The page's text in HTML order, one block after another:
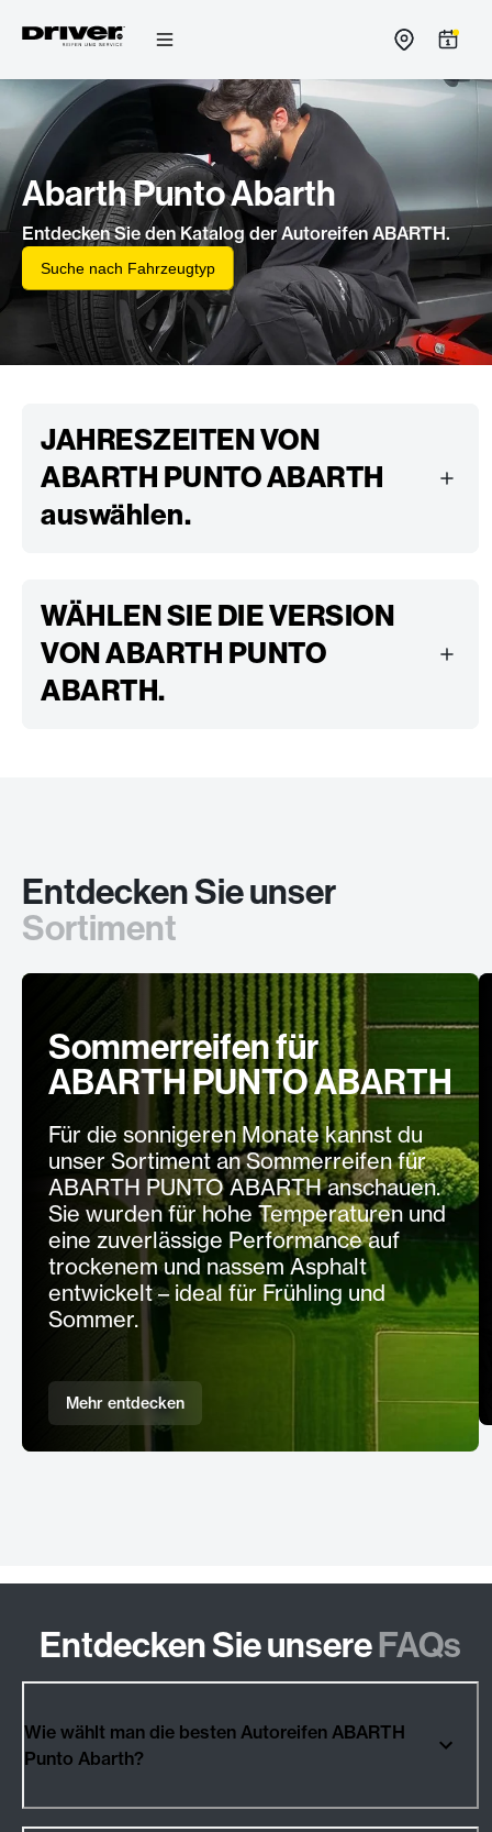
Zum
Inhalt
springen
Abarth Punto Abarth
Entdecken Sie den Katalog der Autoreifen ABARTH.
Suche nach Fahrzeugtyp
JAHRESZEITEN VON
ABARTH PUNTO ABARTH
auswählen.
WÄHLEN SIE DIE VERSION
VON ABARTH PUNTO
ABARTH.
Entdecken Sie unser
Sortiment
Sommerreifen für
ABARTH PUNTO ABARTH
Für die sonnigeren Monate kannst du
unser Sortiment an Sommerreifen für
ABARTH PUNTO ABARTH anschauen.
Sie wurden für hohe Temperaturen und
eine zuverlässige Performance auf
trockenem und nassem Asphalt
entwickelt – ideal für Frühling und
Sommer.
Mehr entdecken
Entdecken Sie unsereFAQs
Wie wählt man die besten Autoreifen ABARTH
Punto Abarth?